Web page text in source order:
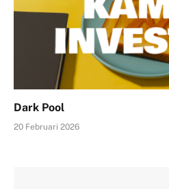
Dark Pool
20 Februari 2026